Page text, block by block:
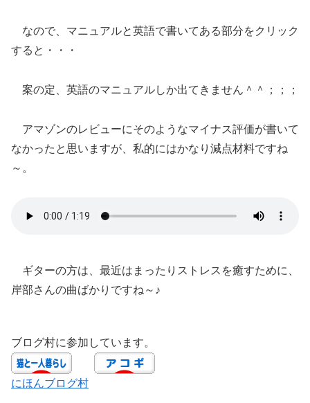
なので、マニュアルと英語で書いてある部分をクリック
すると・・・
案の定、英語のマニュアルしか出てきません＾＾；；；
アマゾンのレビューにそのようなマイナス評価が書いて
なかったと思いますが、私的にはかなり減点材料ですね
～。
ギターの方は、最近はまったりストレスを癒すために、
岸部さんの曲ばかりですね～♪
ブログ村に参加しています。
にほんブログ村